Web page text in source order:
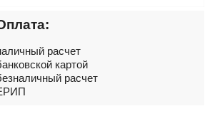
расчет
картой
расчет